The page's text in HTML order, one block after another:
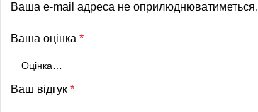
Ваша e-mail адреса не оприлюднюватиметься.
Ваша оцінка *
Ваш відгук *